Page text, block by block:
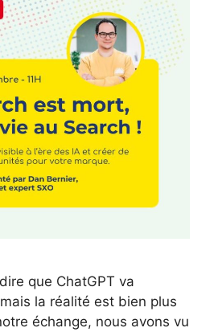
que ChatGPT va
la réalité est bien plus
échange, nous avons vu